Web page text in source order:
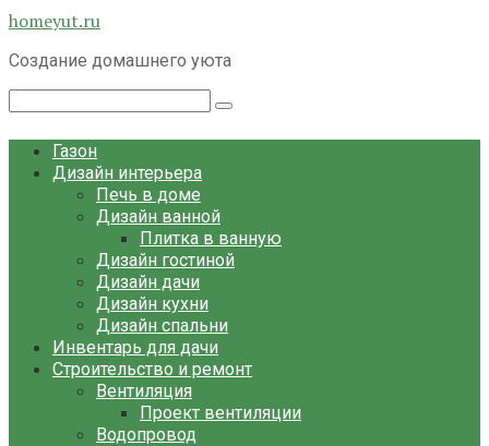
Перейти
контенту
homeyut.ru
Создание домашнего уюта
Газон
Дизайн интерьера
Печь в доме
Дизайн ванной
Плитка в ванную
Дизайн гостиной
Дизайн дачи
Дизайн кухни
Дизайн спальни
Инвентарь для дачи
Строительство и ремонт
Вентиляция
Проект вентиляции
Водопровод